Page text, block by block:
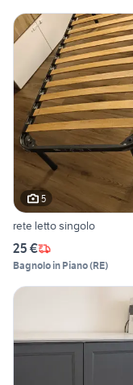
5
rete letto singolo
25 €
Bagnolo in Piano(RE)